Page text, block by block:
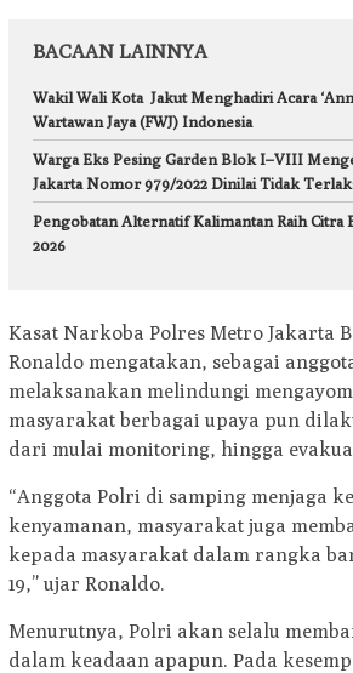
BACAAN LAINNYA
Wakil Wali Kota Jakut Menghadiri Acara
Wartawan Jaya (FWJ) Indonesia
Warga Eks Pesing Garden Blok I–VIII
Jakarta Nomor 979/2022 Dinilai Tidak
Pengobatan Alternatif Kalimantan Raih Citra
2026
Kasat Narkoba Polres Metro Jakarta
Ronaldo mengatakan, sebagai
melaksanakan melindungi
masyarakat berbagai upaya pun
dari mulai monitoring, hingga
“Anggota Polri di samping menjaga
kenyamanan, masyarakat juga
kepada masyarakat dalam rangka
19,” ujar Ronaldo.
Menurutnya, Polri akan selalu
dalam keadaan apapun. Pada